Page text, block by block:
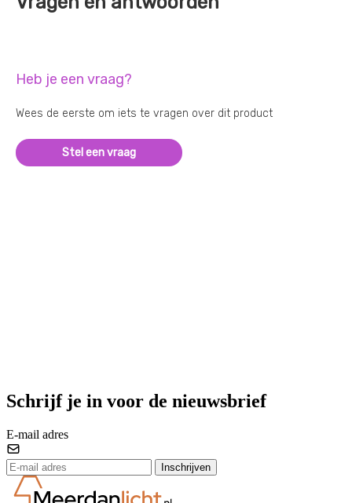
Heb je een vraag?
Wees de eerste om iets te vragen over dit product
Stel een vraag
Schrijf je in voor de nieuwsbrief
E-mail adres
Inschrijven